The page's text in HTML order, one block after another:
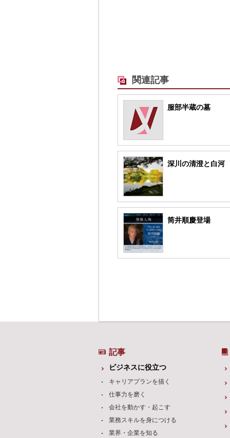
関連記事
服部半蔵の墓
深川の清澄と白河
筒井順慶登場
記事
ビジネスに役立つ
キャリアプランを描く
仕事力を磨く
会社を動かす・起こす
業務スキルを身につける
業界・企業を知る